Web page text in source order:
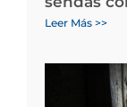
Leer Más >>